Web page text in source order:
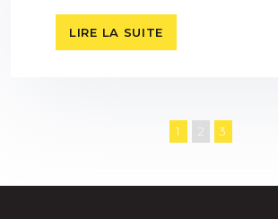
LIRE LA SUITE
1 2 3